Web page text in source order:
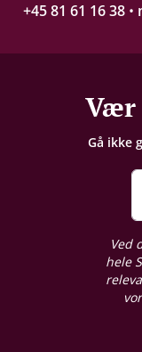
+45 81 61 16 38 •
Vær
Gå ikke
Ved
hele